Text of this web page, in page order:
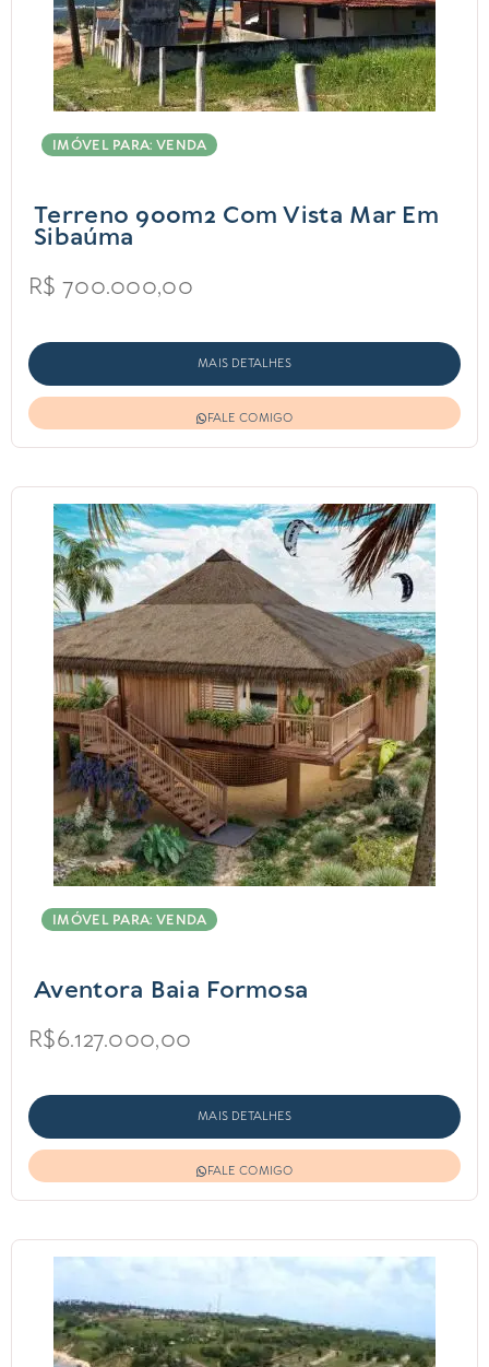
IMÓVEL PARA: VENDA
Terreno 900m2 Com Vista Mar Em
Sibaúma
R$ 700.000,00
MAIS DETALHES
FALE COMIGO
IMÓVEL PARA: VENDA
Aventora Baia Formosa
R$6.127.000,00
MAIS DETALHES
FALE COMIGO